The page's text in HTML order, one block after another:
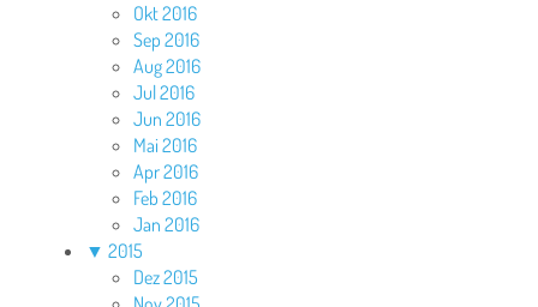
Okt 2016
Sep 2016
Aug 2016
Jul 2016
Jun 2016
Mai 2016
Apr 2016
Feb 2016
Jan 2016
▼ 2015
Dez 2015